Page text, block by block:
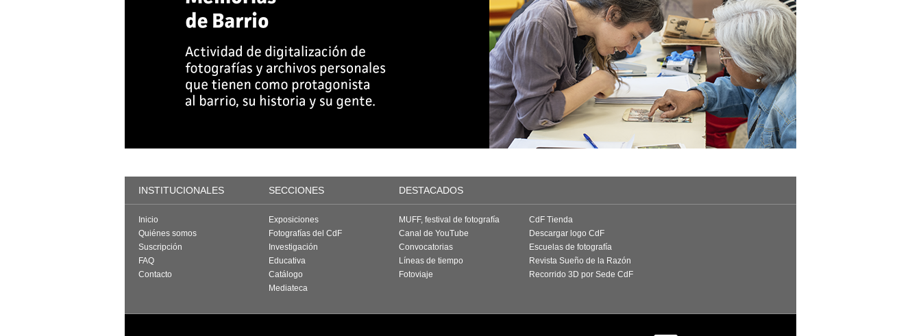
INSTITUCIONALES SECCIONES DESTACADOS
Inicio
Quiénes somos
Suscripción
FAQ
Contacto
Exposiciones
Fotografías del CdF
Investigación
Educativa
Catálogo
Mediateca
MUFF, festival de fotografía
Canal de YouTube
Convocatorias
Líneas de tiempo
Fotoviaje
CdF Tienda
Descargar logo CdF
Escuelas de fotografía
Revista Sueño de la Razón
Recorrido 3D por Sede CdF